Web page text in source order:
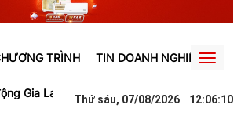
TRÌNH TIN DOANH NGHIỆP Toggle
Lai Người phụ nữ ở Hưng Yên suýt bị
Thứ sáu, 07/08/2026 12:06:10